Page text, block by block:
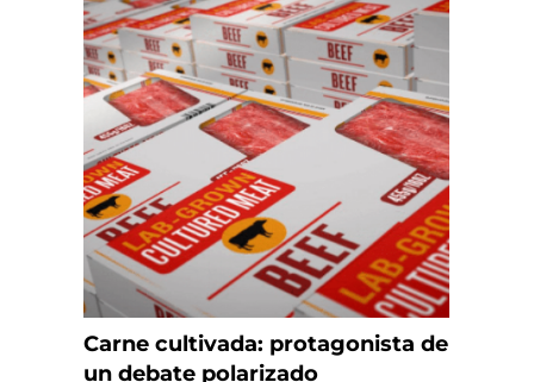
Carne cultivada: protagonista de
un debate polarizado